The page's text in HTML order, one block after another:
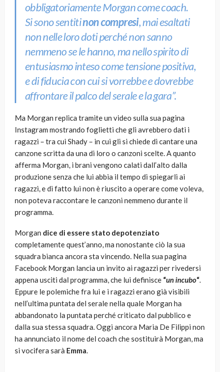
obbligatoriamente Morgan come coach.
Si sono sentitinon compresi, mai esaltati
non nelle loro doti perché non sanno
nemmeno se le hanno, ma nello spirito di
entusiasmo inteso come tensione positiva,
e di fiducia con cui si vorrebbe e dovrebbe
affrontare il palco del serale e la gara”.
Ma Morgan replica tramite un video sulla sua pagina
Instagram mostrando foglietti che gli avrebbero dati i
ragazzi – tra cui Shady – in cui gli si chiede di cantare una
canzone scritta da una di loro o canzoni scelte. A quanto
afferma Morgan, i brani vengono calati dall’alto dalla
produzione senza che lui abbia il tempo di spiegarli ai
ragazzi, e di fatto lui non è riuscito a operare come voleva,
non poteva raccontare le canzoni nemmeno durante il
programma.
Morgan dice di essere stato depotenziato
completamente quest’anno, ma nonostante ciò la sua
squadra bianca ancora sta vincendo. Nella sua pagina
Facebook Morgan lancia un invito ai ragazzi per rivedersi
appena usciti dal programma, che lui definisce “un incubo“.
Eppure le polemiche fra lui e i ragazzi erano già visibili
nell’ultima puntata del serale nella quale Morgan ha
abbandonato la puntata perché criticato dal pubblico e
dalla sua stessa squadra. Oggi ancora Maria De Filippi non
ha annunciato il nome del coach che sostituirà Morgan, ma
si vocifera sarà Emma.